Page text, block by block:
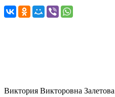
Виктория Викторовна Залетова